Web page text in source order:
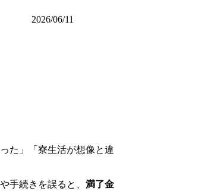
2026/06/11
た」「寮生活が想像と違
手続きを誤ると、 満了金